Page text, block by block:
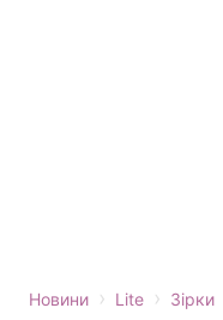
Новини › Lite › Зірки